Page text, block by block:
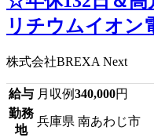
リチウムイオン
株式会社BREXA Next
給与 月収例340,000円
勤務
地
兵庫県 南あわじ市